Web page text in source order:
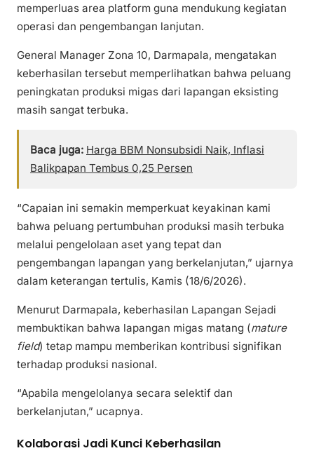
memperluas area platform guna mendukung kegiatan
operasi dan pengembangan lanjutan.
General Manager Zona 10, Darmapala, mengatakan
keberhasilan tersebut memperlihatkan bahwa peluang
peningkatan produksi migas dari lapangan eksisting
masih sangat terbuka.
Baca juga: Harga BBM Nonsubsidi Naik, Inflasi
Balikpapan Tembus 0,25 Persen
“Capaian ini semakin memperkuat keyakinan kami
bahwa peluang pertumbuhan produksi masih terbuka
melalui pengelolaan aset yang tepat dan
pengembangan lapangan yang berkelanjutan,” ujarnya
dalam keterangan tertulis, Kamis (18/6/2026).
Menurut Darmapala, keberhasilan Lapangan Sejadi
membuktikan bahwa lapangan migas matang (mature
field) tetap mampu memberikan kontribusi signifikan
terhadap produksi nasional.
“Apabila mengelolanya secara selektif dan
berkelanjutan,” ucapnya.
Kolaborasi Jadi Kunci Keberhasilan